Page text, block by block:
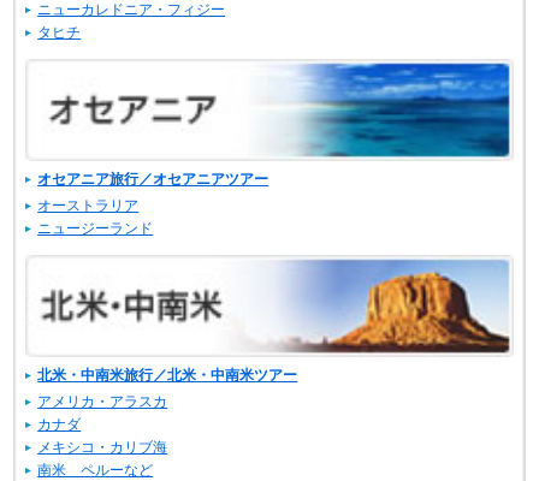
ニューカレドニア・フィジー
タヒチ
オセアニア旅行／オセアニアツアー
オーストラリア
ニュージーランド
北米・中南米旅行／北米・中南米ツアー
アメリカ・アラスカ
カナダ
メキシコ・カリブ海
南米 ペルーなど